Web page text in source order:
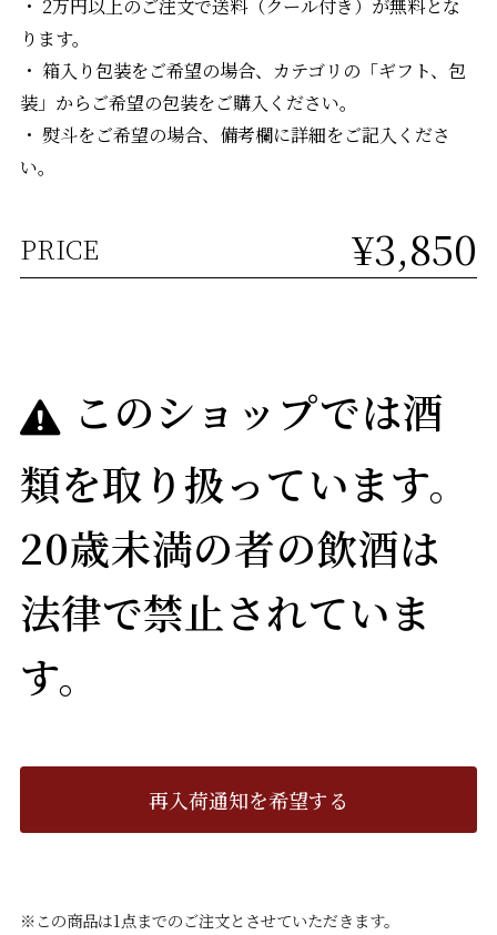
・ 2万円以上のご注文で送料（クール付き）が無料とな
ります。
・ 箱入り包装をご希望の場合、カテゴリの「ギフト、包
装」からご希望の包装をご購入ください。
・ 熨斗をご希望の場合、備考欄に詳細をご記入くださ
い。
PRICE ¥3,850
このショップでは酒
類を取り扱っています。
20歳未満の者の飲酒は
法律で禁止されていま
す。
再入荷通知を希望する
※この商品は1点までのご注文とさせていただきます。